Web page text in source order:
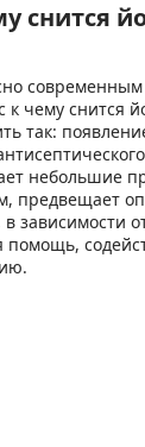
снится
к чему снится
так:
небольшие
предвещает
зависимости
помощь,